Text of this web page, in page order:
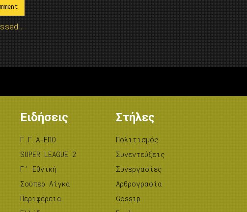
Ειδήσεις
Γ.Γ.Α-ΕΠΟ
SUPER LEAGUE 2
Γ’ Εθνική
Σούπερ Λίγκα
Περιφέρεια
Στήλες
Πολιτισμός
Συνεντεύξεις
Συνεργασίες
Αρθρογραφία
Gossip